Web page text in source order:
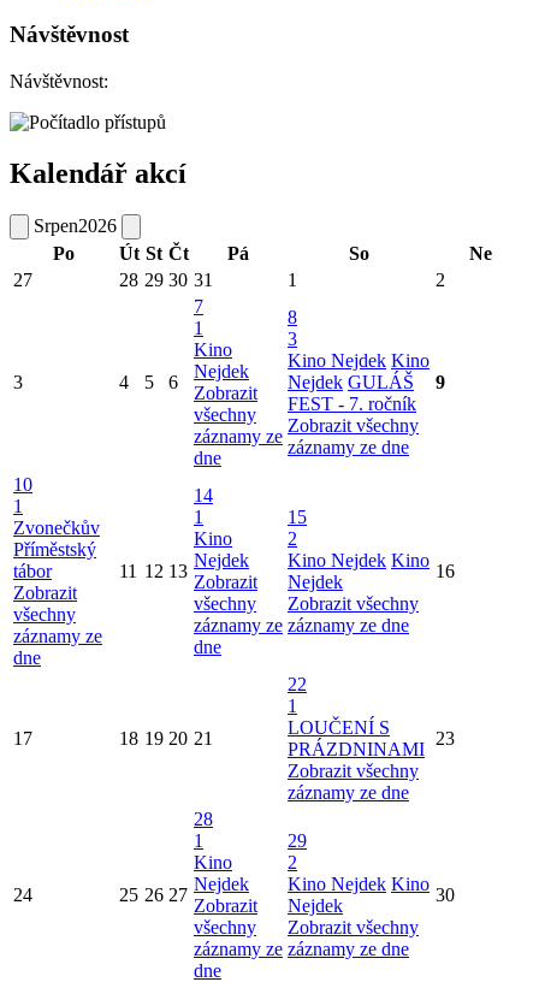
Návštěvnost
Návštěvnost:
Kalendář akcí
Srpen2026
Po
Út St Čt Pá So
Ne
27
28 29 30 31 1 2
3 4 5 6
7
1
Kino
Nejdek
Zobrazit
všechny
záznamy ze
dne
8
3
Kino Nejdek Kino
Nejdek GULÁŠ
FEST - 7. ročník
Zobrazit všechny
záznamy ze dne
9
10
1
Zvonečkův
Příměstský
tábor
Zobrazit
všechny
záznamy ze
dne
11 12 13
14
1
Kino
Nejdek
Zobrazit
všechny
záznamy ze
dne
15
2
Kino Nejdek Kino
Nejdek
Zobrazit všechny
záznamy ze dne
16
17 18 19 20 21
22
1
LOUČENÍ S
PRÁZDNINAMI
Zobrazit všechny
záznamy ze dne
23
24 25 26 27
28
1
Kino
Nejdek
Zobrazit
všechny
záznamy ze
dne
29
2
Kino Nejdek Kino
Nejdek
Zobrazit všechny
záznamy ze dne
30